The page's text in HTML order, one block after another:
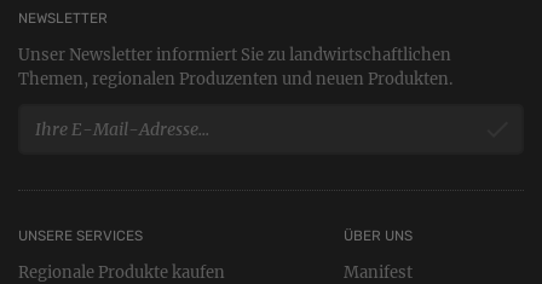
NEWSLETTER
Unser Newsletter informiert Sie zu landwirtschaftlichen
Themen, regionalen Produzenten und neuen Produkten.
UNSERE SERVICES
Regionale Produkte kaufen
ÜBER UNS
Manifest